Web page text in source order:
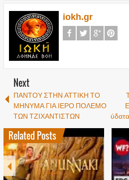
iokh.gr
Next
ΠΑΝΤΟΥ ΣΤΗΝ ΑΤΤΙΚΗ ΤΟ
ΜΗΝΥΜΑ ΓΙΑ ΙΕΡΟ ΠΟΛΕΜΟ
ΤΩΝ ΤΖΙΧΑΝΤΙΣΤΩΝ
Related Posts